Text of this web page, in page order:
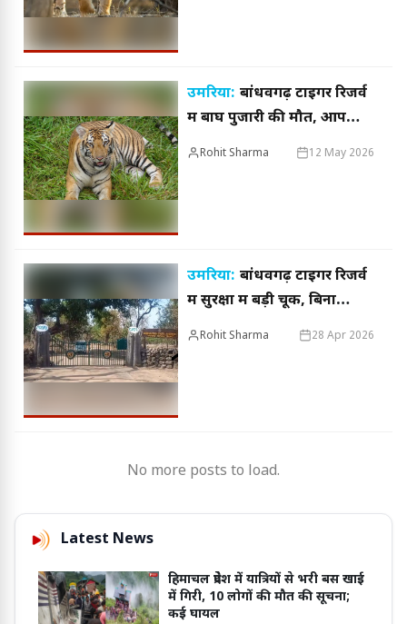
उमरिया: बांधवगढ़ टाइगर रिजर्व
में बाघ पुजारी की मौत, आपसी
भिड़ंत की आशंका, वन विभाग
Rohit Sharma 12 May 2026
उमरिया: बांधवगढ़ टाइगर रिजर्व
में सुरक्षा में बड़ी चूक, बिना
अनुमति पर्यटक पहुंचे कोर जोन;
Rohit Sharma 28 Apr 2026
No more posts to load.
Latest News
हिमाचल प्रेदेश में यात्रियों से भरी बस खाई
में गिरी, 10 लोगों की मौत की सूचना;
कई घायल